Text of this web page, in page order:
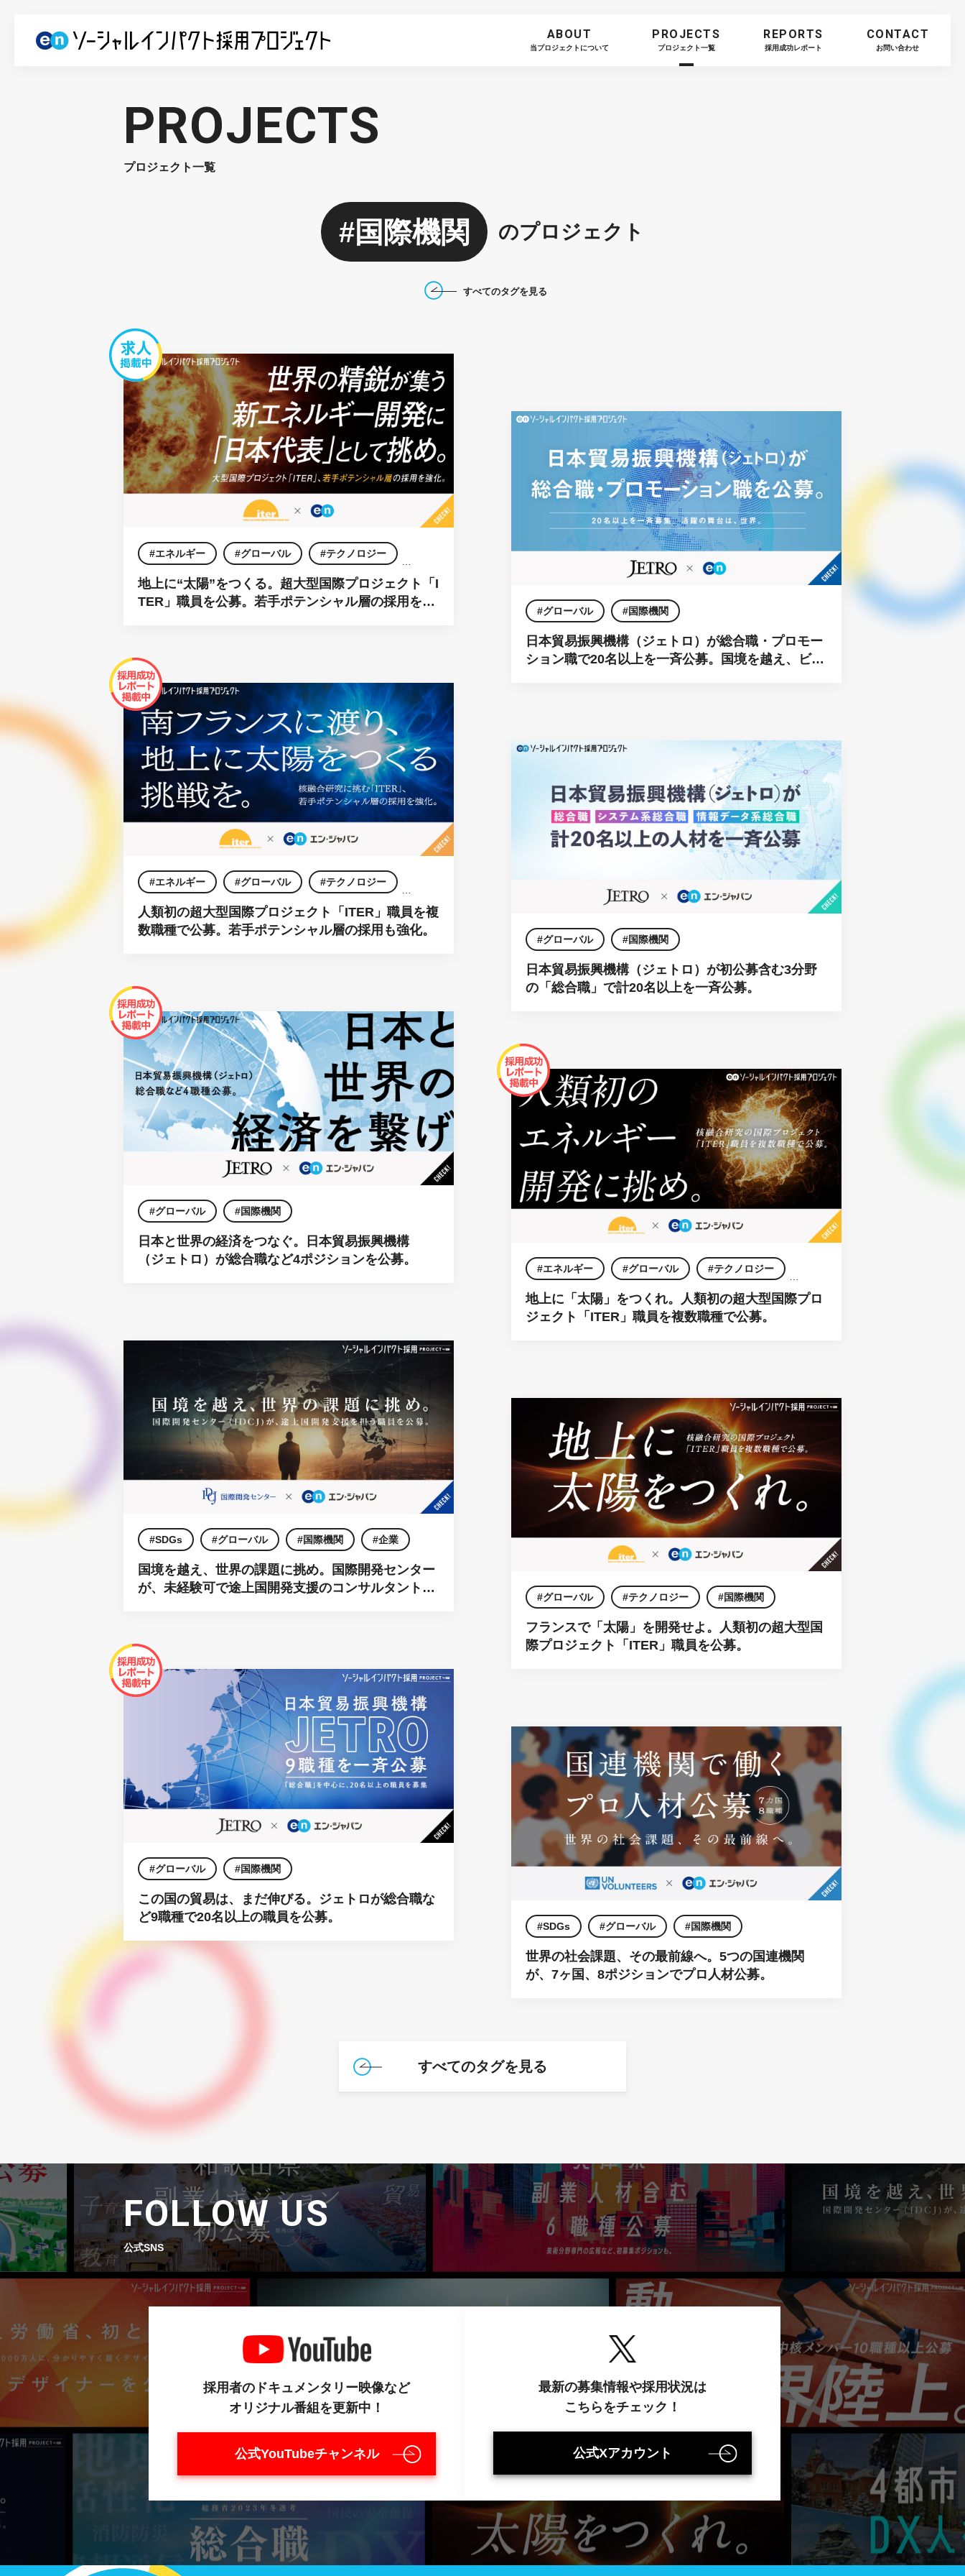
ABOUT
当プロジェクトについて
PROJECTS
プロジェクト一覧
REPORTS
採用成功レポート
CONTACT
お問い合わせ
PROJECTS
プロジェクト一覧
国際機関 のプロジェクト
すべてのタグを見る
エネルギー グローバル テクノロジー
国際機関
地上に“太陽”をつくる。超大型国際プロジェクト「I
TER」職員を公募。若手ポテンシャル層の採用を強
グローバル 国際機関
日本貿易振興機構（ジェトロ）が総合職・プロモー
ション職で20名以上を一斉公募。国境を越え、ビジ
エネルギー グローバル テクノロジー
国際機関
人類初の超大型国際プロジェクト「ITER」職員を複
数職種で公募。若手ポテンシャル層の採用も強化。
グローバル 国際機関
日本貿易振興機構（ジェトロ）が初公募含む3分野
の「総合職」で計20名以上を一斉公募。
グローバル 国際機関
日本と世界の経済をつなぐ。日本貿易振興機構
（ジェトロ）が総合職など4ポジションを公募。
エネルギー グローバル テクノロジー
国際機関
地上に「太陽」をつくれ。人類初の超大型国際プロ
ジェクト「ITER」職員を複数職種で公募。
SDGs グローバル 国際機関 企業
国境を越え、世界の課題に挑め。国際開発センター
が、未経験可で途上国開発支援のコンサルタントを
グローバル テクノロジー 国際機関
フランスで「太陽」を開発せよ。人類初の超大型国
際プロジェクト「ITER」職員を公募。
グローバル 国際機関
この国の貿易は、まだ伸びる。ジェトロが総合職な
ど9職種で20名以上の職員を公募。
SDGs グローバル 国際機関
世界の社会課題、その最前線へ。5つの国連機関
が、7ヶ国、8ポジションでプロ人材公募。
すべてのタグを見る
FOLLOW US
公式SNS
採用者のドキュメンタリー映像など
オリジナル番組を更新中！
公式YouTubeチャンネル
最新の募集情報や採用状況は
こちらをチェック！
公式Xアカウント